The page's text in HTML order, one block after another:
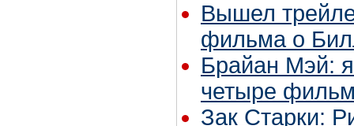
Вышел
фильма о
Брайан Мэй:
четыре
Зак Старки: